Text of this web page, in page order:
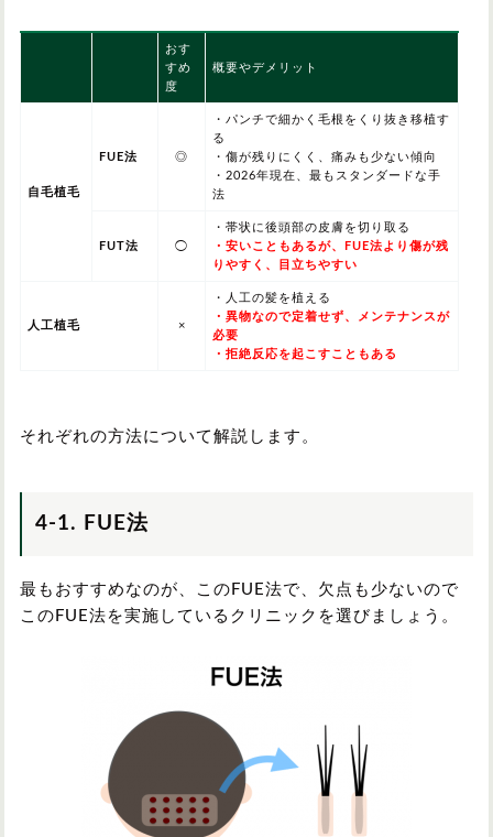
おす
すめ
度
概要やデメリット
自毛植毛
FUE法 ◎
・パンチで細かく毛根をくり抜き移植す
る
・傷が残りにくく、痛みも少ない傾向
・2026年現在、最もスタンダードな手
法
FUT法 ◯
・帯状に後頭部の皮膚を切り取る
・安いこともあるが、FUE法より傷が残
りやすく、目立ちやすい
人工植毛 ×
・人工の髪を植える
・異物なので定着せず、メンテナンスが
必要
・拒絶反応を起こすこともある
それぞれの方法について解説します。
4-1. FUE法
最もおすすめなのが、このFUE法で、欠点も少ないので
このFUE法を実施しているクリニックを選びましょう。